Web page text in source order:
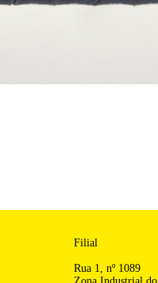
Filial
Rua 1, nº 1089